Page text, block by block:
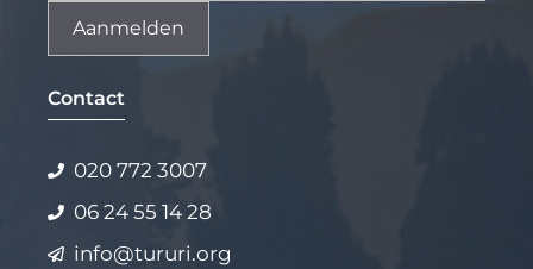
Alternative:
Contact
020 772 3007
06 24 55 14 28
info@tururi.org